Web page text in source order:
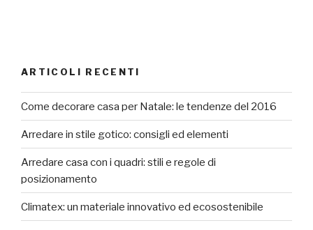
ARTICOLI RECENTI
Come decorare casa per Natale: le tendenze del 2016
Arredare in stile gotico: consigli ed elementi
Arredare casa con i quadri: stili e regole di
posizionamento
Climatex: un materiale innovativo ed ecosostenibile